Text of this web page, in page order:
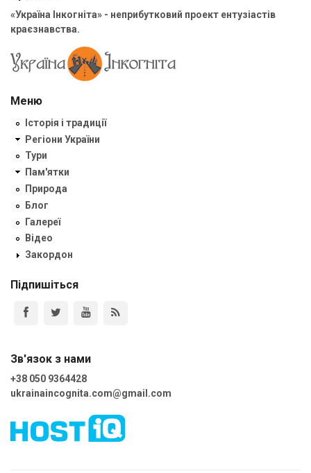
«Україна Інкогніта» - неприбутковий проект ентузіастів
краєзнавства.
Меню
Історія і традиції
Регіони України
Тури
Пам'ятки
Природа
Блог
Галереї
Відео
Закордон
Підпишіться
Зв'язок з нами
+38 050 9364428
ukrainaincognita.com@gmail.com